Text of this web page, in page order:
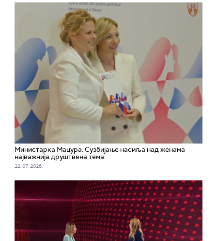
Министарка Мацура: Сузбијање насиља над женама
најважнија друштвена тема
22. 07. 2026.